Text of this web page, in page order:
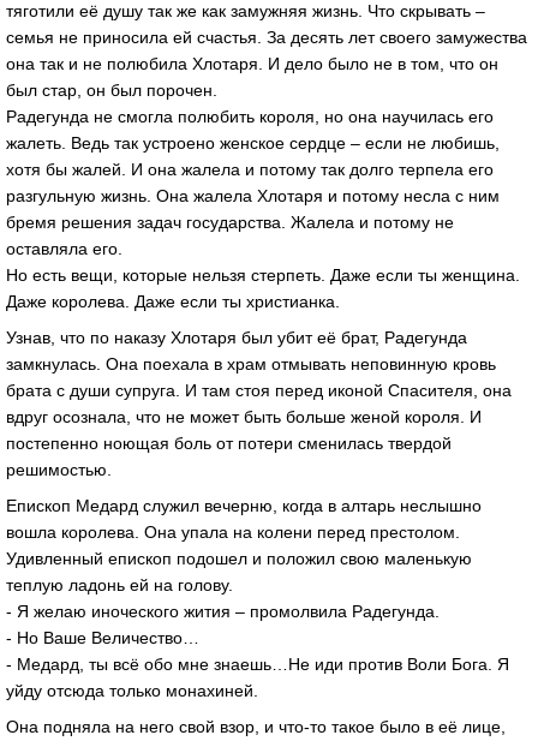
тяготили её душу так же как замужняя жизнь. Что скрывать –
семья не приносила ей счастья. За десять лет своего замужества
она так и не полюбила Хлотаря. И дело было не в том, что он
был стар, он был порочен.
Радегунда не смогла полюбить короля, но она научилась его
жалеть. Ведь так устроено женское сердце – если не любишь,
хотя бы жалей. И она жалела и потому так долго терпела его
разгульную жизнь. Она жалела Хлотаря и потому несла с ним
бремя решения задач государства. Жалела и потому не
оставляла его.
Но есть вещи, которые нельзя стерпеть. Даже если ты женщина.
Даже королева. Даже если ты христианка.
Узнав, что по наказу Хлотаря был убит её брат, Радегунда
замкнулась. Она поехала в храм отмывать неповинную кровь
брата с души супруга. И там стоя перед иконой Спасителя, она
вдруг осознала, что не может быть больше женой короля. И
постепенно ноющая боль от потери сменилась твердой
решимостью.
Епископ Медард служил вечерню, когда в алтарь неслышно
вошла королева. Она упала на колени перед престолом.
Удивленный епископ подошел и положил свою маленькую
теплую ладонь ей на голову.
- Я желаю иноческого жития – промолвила Радегунда.
- Но Ваше Величество…
- Медард, ты всё обо мне знаешь…Не иди против Воли Бога. Я
уйду отсюда только монахиней.
Она подняла на него свой взор, и что-то такое было в её лице,